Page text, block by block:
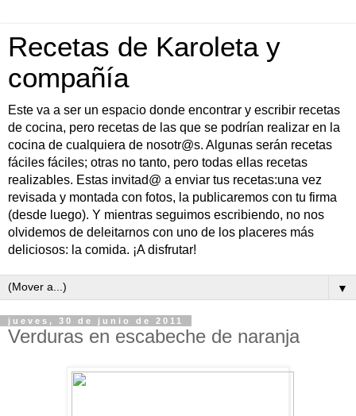
Recetas de Karoleta y
compañía
Este va a ser un espacio donde encontrar y escribir recetas
de cocina, pero recetas de las que se podrían realizar en la
cocina de cualquiera de nosotr@s. Algunas serán recetas
fáciles fáciles; otras no tanto, pero todas ellas recetas
realizables. Estas invitad@ a enviar tus recetas:una vez
revisada y montada con fotos, la publicaremos con tu firma
(desde luego). Y mientras seguimos escribiendo, no nos
olvidemos de deleitarnos con uno de los placeres más
deliciosos: la comida. ¡A disfrutar!
▼
jueves, 30 de junio de 2011
Verduras en escabeche de naranja